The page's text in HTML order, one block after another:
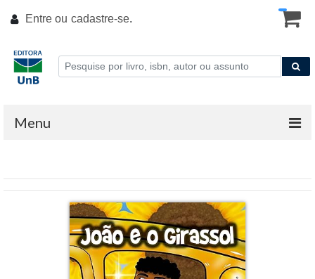
Entre ou cadastre-se.
Menu